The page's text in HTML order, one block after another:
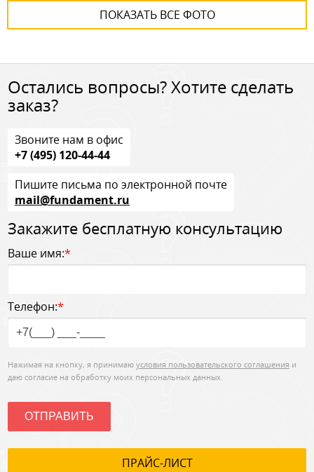
ПОКАЗАТЬ ВСЕ ФОТО
Остались вопросы? Хотите сделать
заказ?
Звоните нам в офис
+7 (495) 120-44-44
Пишите письма по электронной почте
mail@fundament.ru
Закажите бесплатную консультацию
Ваше имя:*
Телефон:*
Нажимая на кнопку, я принимаю условия пользовательского соглашения и
даю согласие на обработку моих персональных данных.
ОТПРАВИТЬ
ПРАЙС-ЛИСТ